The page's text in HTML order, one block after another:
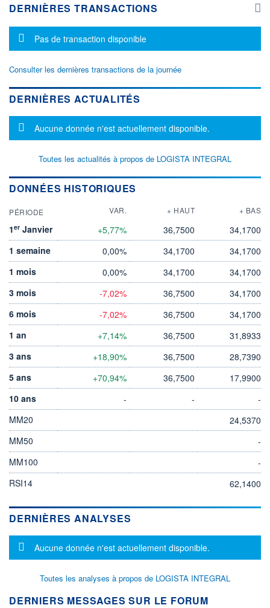
DERNIÈRES TRANSACTIONS
Message d'information
Pas de transaction disponible
Consulter les dernières transactions de la journée
DERNIÈRES ACTUALITÉS
Message d'information
Aucune donnée n'est actuellement disponible.
Toutes les actualités à propos de LOGISTA INTEGRAL
DONNÉES HISTORIQUES
PÉRIODE VAR. + HAUT + BAS
1er Janvier +5,77% 36,7500
34,1700
1 semaine
0,00% 34,1700
34,1700
1 mois
0,00% 34,1700
34,1700
3 mois
-7,02% 36,7500
34,1700
6 mois
-7,02% 36,7500
34,1700
1 an
+7,14% 36,7500
31,8933
3 ans
+18,90% 36,7500
28,7390
5 ans
+70,94% 36,7500
17,9900
10 ans
- -
-
MM20
24,5370
MM50
-
MM100
-
RSI14
62,1400
DERNIÈRES ANALYSES
Message d'information
Aucune donnée n'est actuellement disponible.
Toutes les analyses à propos de LOGISTA INTEGRAL
DERNIERS MESSAGES SUR LE FORUM